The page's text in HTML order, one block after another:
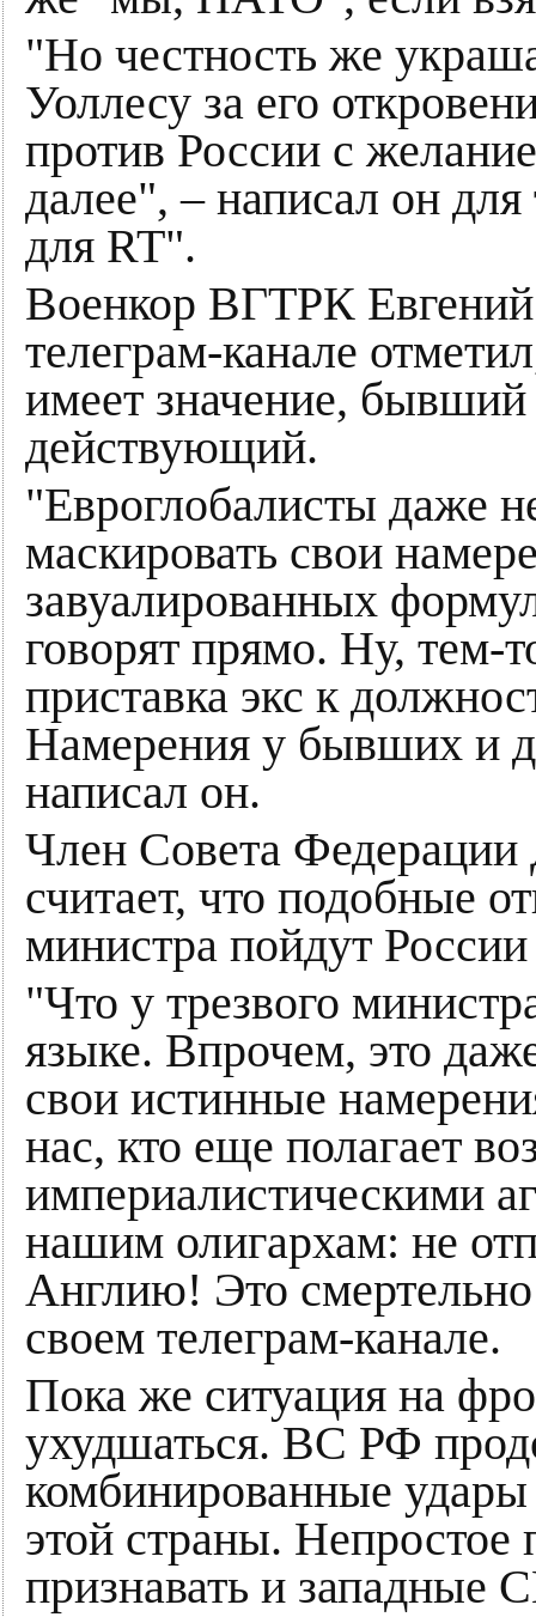
"Но честность же
Уоллесу за его
против России с
далее", – написал он
для RT".
Военкор ВГТРК
телеграм-канале
имеет значение,
действующий.
"Евроглобалисты даже
маскировать свои
завуалированных
говорят прямо. Ну, тем-
приставка экс к
Намерения у бывших и
написал он.
Член Совета Федерации
считает, что подобные
министра пойдут России
"Что у трезвого
языке. Впрочем, это
свои истинные
нас, кто еще полагает
империалистическими
нашим олигархам: не
Англию! Это
своем телеграм-канале.
Пока же ситуация на
ухудшаться. ВС РФ
комбинированные
этой страны.
признавать и западные